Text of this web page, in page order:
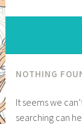
NOTHING
It seems we
searching can